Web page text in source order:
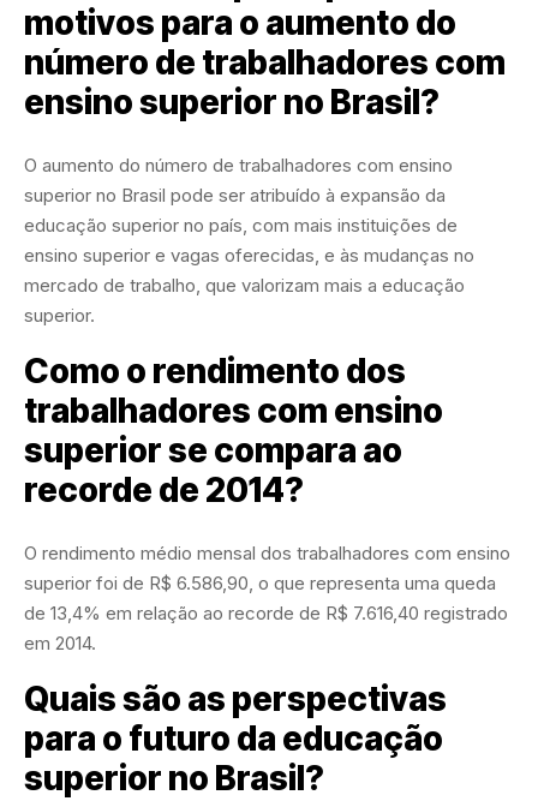
motivos para o aumento do
número de trabalhadores com
ensino superior no Brasil?
O aumento do número de trabalhadores com ensino
superior no Brasil pode ser atribuído à expansão da
educação superior no país, com mais instituições de
ensino superior e vagas oferecidas, e às mudanças no
mercado de trabalho, que valorizam mais a educação
superior.
Como o rendimento dos
trabalhadores com ensino
superior se compara ao
recorde de 2014?
O rendimento médio mensal dos trabalhadores com ensino
superior foi de R$ 6.586,90, o que representa uma queda
de 13,4% em relação ao recorde de R$ 7.616,40 registrado
em 2014.
Quais são as perspectivas
para o futuro da educação
superior no Brasil?